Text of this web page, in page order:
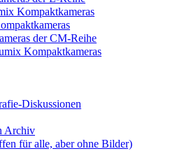
Kompaktkameras
der CM-Reihe
Kompaktkameras
Diskussionen
Archiv
für alle, aber ohne Bilder)